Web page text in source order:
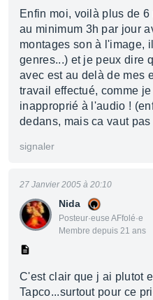
Enfin moi, voilà plus de
au minimum 3h par jour
montages son à l'image,
genres...) et je peux dire
avec est au delà de mes
travail effectué, comme
inapproprié à l'audio !
dedans, mais ca vaut
signaler
Nida
Posteur·euse AFfolé·e
Membre depuis 21 ans
27 Janvier 2005 à 20:10
C'est clair que j ai plutot
Tapco...surtout pour ce